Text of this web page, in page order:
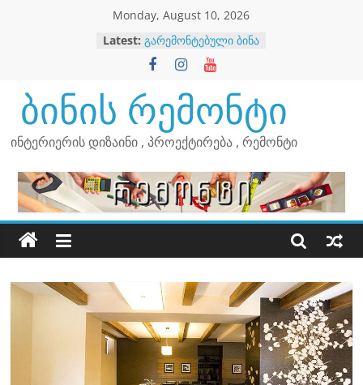
Monday, August 10, 2026
Latest: გარემონტებული ბინა
გარემონტებული ბინა
გარემონტებული ბინა
გარემონტებული ბინა
ბინის რემონტი
ინტერიერის დიზაინი , პროექტირება , რემონტი